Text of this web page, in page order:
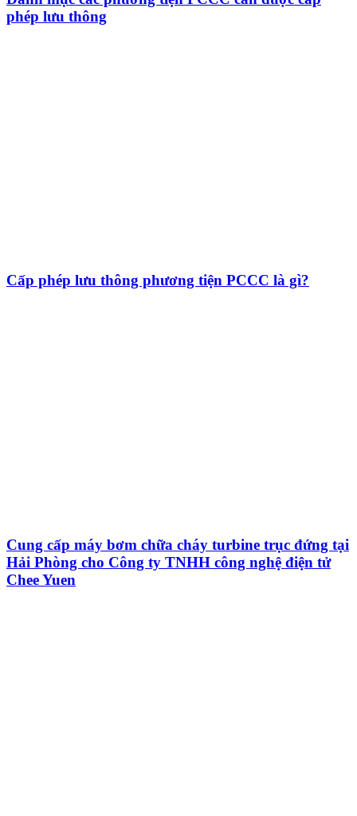
phép lưu thông
Cấp phép lưu thông phương tiện PCCC là gì?
Cung cấp máy bơm chữa cháy turbine trục đứng tại
Hải Phòng cho Công ty TNHH công nghệ điện tử
Chee Yuen